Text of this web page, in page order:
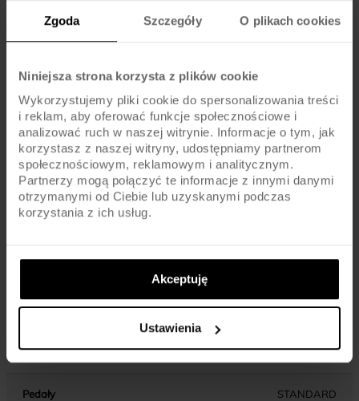
Zgoda Szczegóły O plikach cookies
Niniejsza strona korzysta z plików cookie
Wykorzystujemy pliki cookie do spersonalizowania treści
i reklam, aby oferować funkcje społecznościowe i
analizować ruch w naszej witrynie. Informacje o tym, jak
korzystasz z naszej witryny, udostępniamy partnerom
społecznościowym, reklamowym i analitycznym.
Partnerzy mogą połączyć te informacje z innymi danymi
otrzymanymi od Ciebie lub uzyskanymi podczas
korzystania z ich usług.
Akceptuję
Ustawienia
Obręcze ALU / CNC / EXTRA LIGHT
Opony KENDA / 24x1.95 / EXTRA LIGHT
Dętki AV / SCHRADER
KOMPONENTY
hamulca
LIGHT
Błotniki -
Pedały STANDARD